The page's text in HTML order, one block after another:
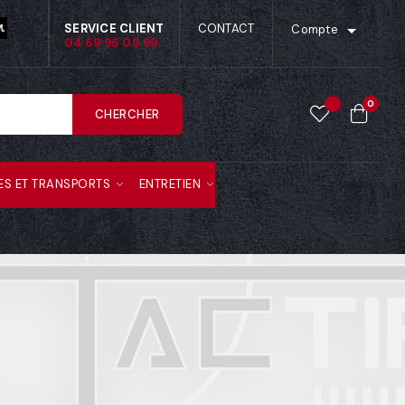
SERVICE CLIENT
04 69 96 06 99
CONTACT Compte 
CHERCHER
0
ET TRANSPORTS ENTRETIEN